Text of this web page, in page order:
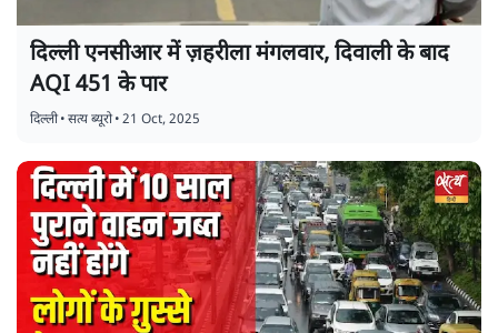
दिल्ली एनसीआर में ज़हरीला मंगलवार, दिवाली के बाद
AQI 451 के पार
दिल्ली•सत्य ब्यूरो•21 Oct, 2025